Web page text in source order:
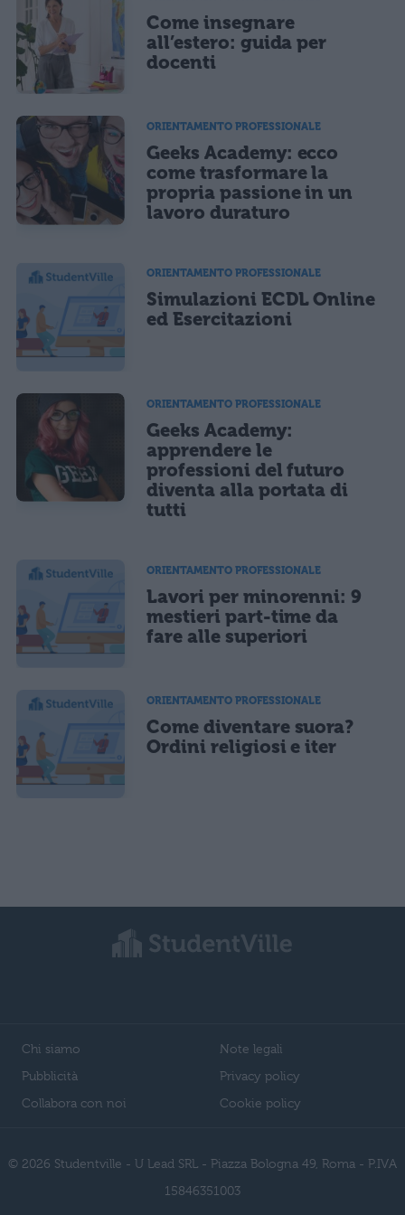
Come insegnare
all’estero: guida per
docenti
ORIENTAMENTO PROFESSIONALE
Geeks Academy: ecco
come trasformare la
propria passione in un
lavoro duraturo
ORIENTAMENTO PROFESSIONALE
Simulazioni ECDL Online
ed Esercitazioni
ORIENTAMENTO PROFESSIONALE
Geeks Academy:
apprendere le
professioni del futuro
diventa alla portata di
tutti
ORIENTAMENTO PROFESSIONALE
Lavori per minorenni: 9
mestieri part-time da
fare alle superiori
ORIENTAMENTO PROFESSIONALE
Come diventare suora?
Ordini religiosi e iter
Chi siamo
Pubblicità
Collabora con noi
Note legali
Privacy policy
Cookie policy
© 2026 Studentville - U Lead SRL - Piazza Bologna 49, Roma - P.IVA
15846351003